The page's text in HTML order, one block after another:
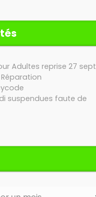
Adultes reprise 27 sept
suspendues faute de